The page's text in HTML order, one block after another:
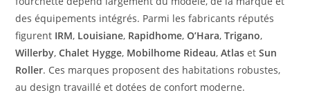
des équipements intégrés. Parmi les fabricants réputés
figurent IRM, Louisiane, Rapidhome,O’Hara,Trigano,
Willerby,Chalet Hygge, Mobilhome Rideau,Atlas etSun
Roller. Ces marques proposent des habitations robustes,
au design travaillé et dotées de confort moderne.